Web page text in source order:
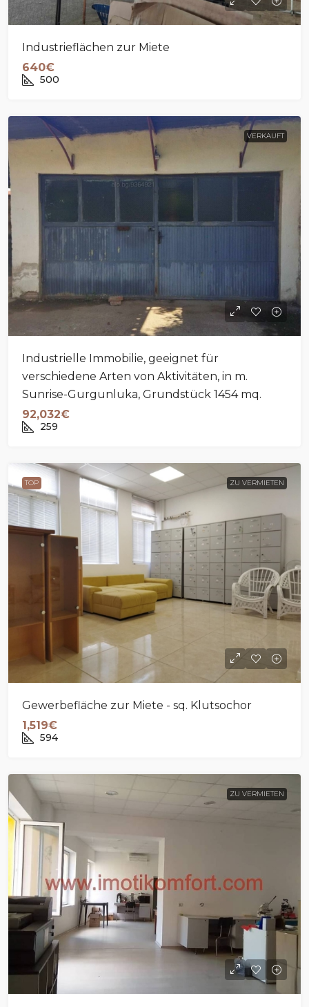
Industrieflächen zur Miete
640€
500
VERKAUFT
Industrielle Immobilie, geeignet für
verschiedene Arten von Aktivitäten, in m.
Sunrise-Gurgunluka, Grundstück 1454 mq.
92,032€
259
TOP ZU VERMIETEN
Gewerbefläche zur Miete - sq. Klutsochor
1,519€
594
ZU VERMIETEN